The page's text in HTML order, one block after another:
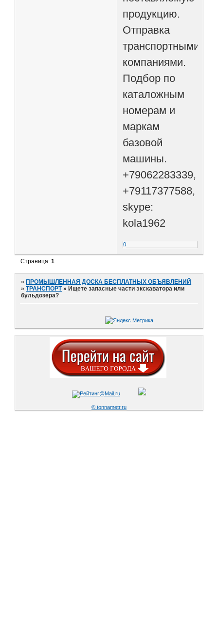
продукцию.
Отправка
транспортными
компаниями.
Подбор по
каталожным
номерам и
маркам
базовой
машины.
+79062283339,
+79117377588,
skype:
kola1962
0
Страница:1
» ПРОМЫШЛЕННАЯ ДОСКА БЕСПЛАТНЫХ ОБЪЯВЛЕНИЙ
»ТРАНСПОРТ » Ищете запасные части экскаватора или
бульдозера?
© tonnametr.ru